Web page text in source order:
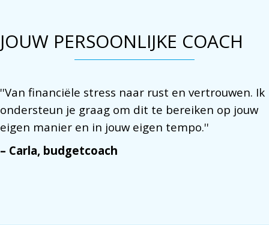
JOUW PERSOONLIJKE COACH
''Van financiële stress naar rust en vertrouwen. Ik
ondersteun je graag om dit te bereiken op jouw
eigen manier en in jouw eigen tempo.''
– Carla, budgetcoach